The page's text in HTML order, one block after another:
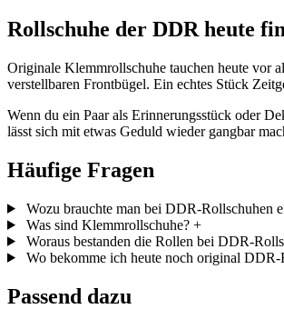
Rollschuhe der DDR heute
Originale Klemmrollschuhe tauchen heute vor
verstellbaren Frontbügel. Ein echtes Stück
Wenn du ein Paar als Erinnerungsstück oder
lässt sich mit etwas Geduld wieder gangbar
Häufige Fragen
Wozu brauchte man bei DDR-Rollschuhen
Was sind Klemmrollschuhe? +
Woraus bestanden die Rollen bei DDR-
Wo bekomme ich heute noch original DDR-
Passend dazu